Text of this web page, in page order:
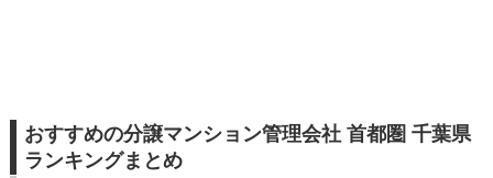
おすすめの分譲マンション管理会社 首都圏 千葉県
ランキングまとめ